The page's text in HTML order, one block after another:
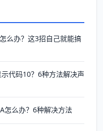
么办？这3招自己就能搞
代码10？6种方法解决声
怎么办？6种解决方法